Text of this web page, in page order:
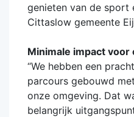
genieten van de sport
Cittaslow gemeente
Minimale impact voor
“We hebben een
parcours gebouwd
onze omgeving. Dat
belangrijk